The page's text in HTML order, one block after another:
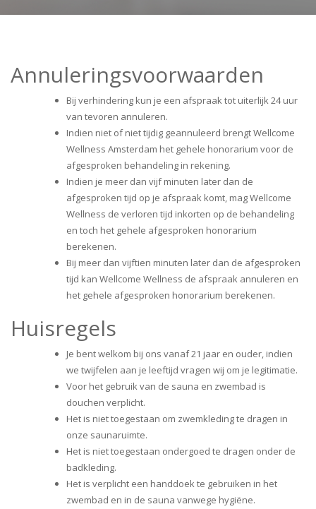
Annuleringsvoorwaarden
Bij verhindering kun je een afspraak tot uiterlijk 24 uur
van tevoren annuleren.
Indien niet of niet tijdig geannuleerd brengt Wellcome
Wellness Amsterdam het gehele honorarium voor de
afgesproken behandeling in rekening.
Indien je meer dan vijf minuten later dan de
afgesproken tijd op je afspraak komt, mag Wellcome
Wellness de verloren tijd inkorten op de behandeling
en toch het gehele afgesproken honorarium
berekenen.
Bij meer dan vijftien minuten later dan de afgesproken
tijd kan Wellcome Wellness de afspraak annuleren en
het gehele afgesproken honorarium berekenen.
Huisregels
Je bent welkom bij ons vanaf 21 jaar en ouder, indien
we twijfelen aan je leeftijd vragen wij om je legitimatie.
Voor het gebruik van de sauna en zwembad is
douchen verplicht.
Het is niet toegestaan om zwemkleding te dragen in
onze saunaruimte.
Het is niet toegestaan ondergoed te dragen onder de
badkleding.
Het is verplicht een handdoek te gebruiken in het
zwembad en in de sauna vanwege hygiëne.